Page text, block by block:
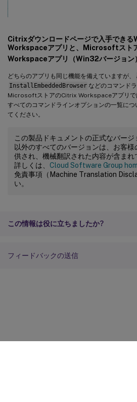
Citrixダウンロードページで入手でき
Workspaceアプリと、Microsoftスト
Workspaceアプリ（Win32バージョン
どちらのアプリも同じ機能を備えていますが、
InstallEmbeddedBrowser などのコマンド
MicrosoftストアのCitrix Workspaceアプリで
すべてのコマンドラインオプションの一覧につ
てください。
この製品ドキュメントの正式なバー
以外のすべてのバージョンは、お客
供され、機械翻訳された内容が含まれ
詳しくは、 Cloud Software Group
免責事項（Machine Translation
い。
この情報は役に立ちましたか?
フィードバックの送信